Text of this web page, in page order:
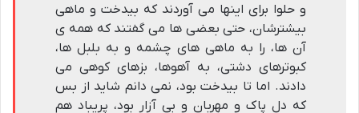
و حلوا برای اینها می آوردند که بیدخت و ماهی
بیشترشان، حتی بعضی ها می گفتند که همه ی
آن ها، را به ماهی های چشمه و به بلبل ها،
کبوترهای دشتی، به آهوها، بزهای کوهی می
دادند. اما تا بیدخت بود، نمی دانم شاید از بس
که دل پاک و مهربان و بی آزار بود، پریباد هم